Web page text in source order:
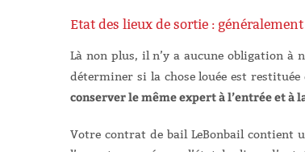
Etat des lieux de sortie :
Là non plus, il n’y a aucune obligation à
déterminer si la chose louée est
conserver le même expert à l’entrée et à
Votre contrat de bail LeBonbail contient